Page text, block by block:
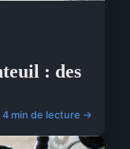
: des
4 min de lecture →